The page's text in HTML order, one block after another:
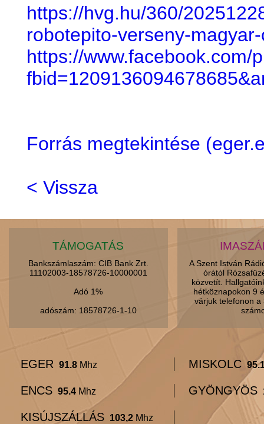
https://hvg.hu/360/
robotepito-verseny-
https://www.facebook.com/
Forrás megtekintése
< Vissza
TÁMOGATÁS
Bankszámlaszám: CIB Bank Zrt.
11102003-18578726-10000001
Adó 1%
adószám: 18578726-1-10
A Szent István
órától
közvetít.
hétköznapokon 9
várjuk telefonon
EGER 91.8 Mhz MISKOLC
ENCS 95.4 Mhz GYÖNGYÖS
KISÚJSZÁLLÁS 103,2 Mhz